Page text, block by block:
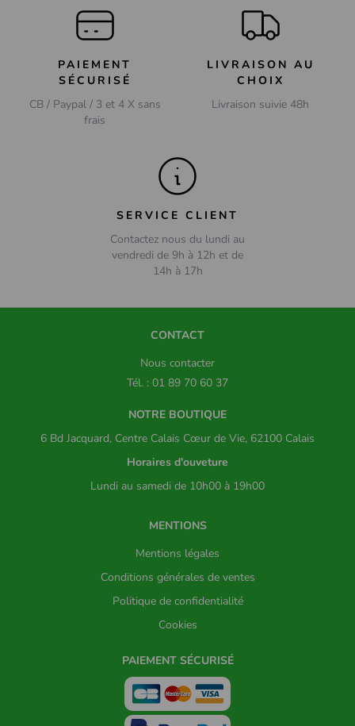
PAIEMENT
SÉCURISÉ
CB / Paypal / 3 et 4 X sans
frais
LIVRAISON AU
CHOIX
Livraison suivie 48h
SERVICE CLIENT
Contactez nous du lundi au
vendredi de 9h à 12h et de
14h à 17h
CONTACT
Nous contacter
Tél. : 01 89 70 60 37
NOTRE BOUTIQUE
6 Bd Jacquard, Centre Calais Cœur de Vie, 62100 Calais
Horaires d'ouveture
Lundi au samedi de 10h00 à 19h00
MENTIONS
Mentions légales
Conditions générales de ventes
Politique de confidentialité
Cookies
PAIEMENT SÉCURISÉ